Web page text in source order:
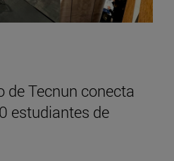
de Tecnun conecta
estudiantes de